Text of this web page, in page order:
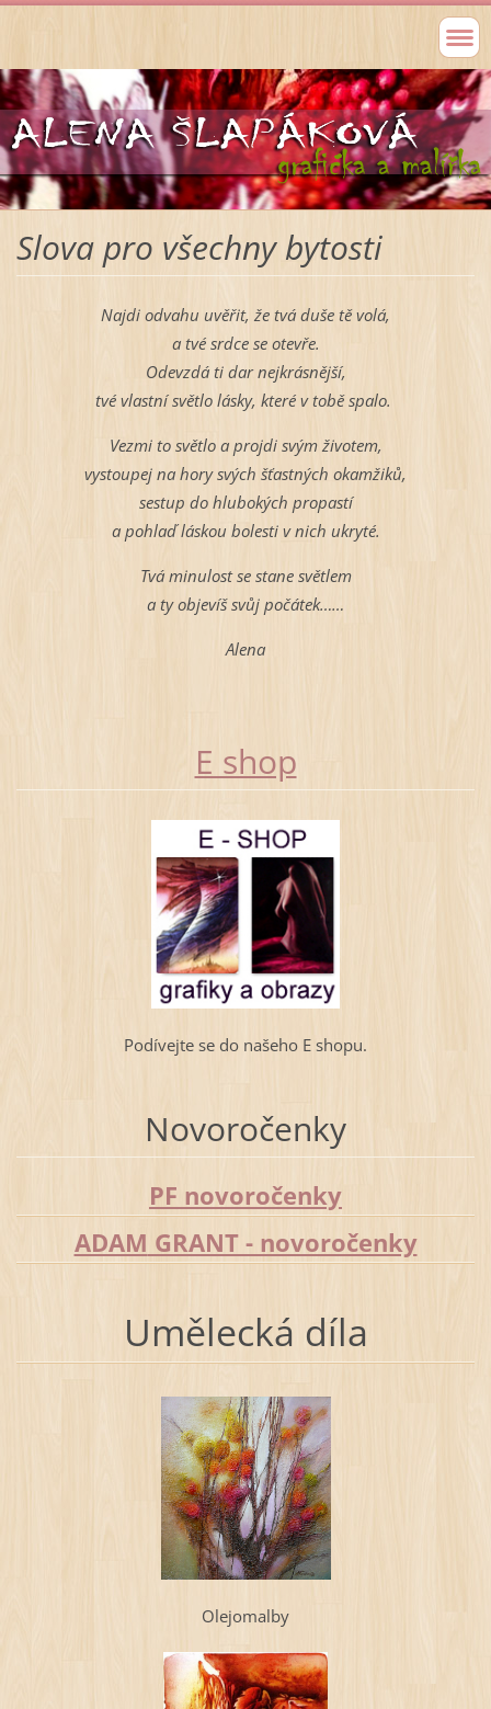
Slova pro všechny bytosti
Najdi odvahu uvěřit, že tvá duše tě volá,
a tvé srdce se otevře.
Odevzdá ti dar nejkrásnější,
tvé vlastní světlo lásky, které v tobě spalo.
Vezmi to světlo a projdi svým životem,
vystoupej na hory svých šťastných okamžiků,
sestup do hlubokých propastí
a pohlaď láskou bolesti v nich ukryté.
Tvá minulost se stane světlem
a ty objevíš svůj počátek……
Alena
E shop
Podívejte se do našeho E shopu.
Novoročenky
PF novoročenky
ADAM GRANT - novoročenky
Umělecká díla
Olejomalby